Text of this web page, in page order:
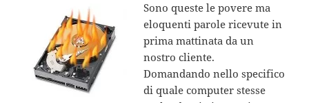
Sono queste le povere ma
eloquenti parole ricevute in
prima mattinata da un
nostro cliente.
Domandando nello specifico
di quale computer stesse